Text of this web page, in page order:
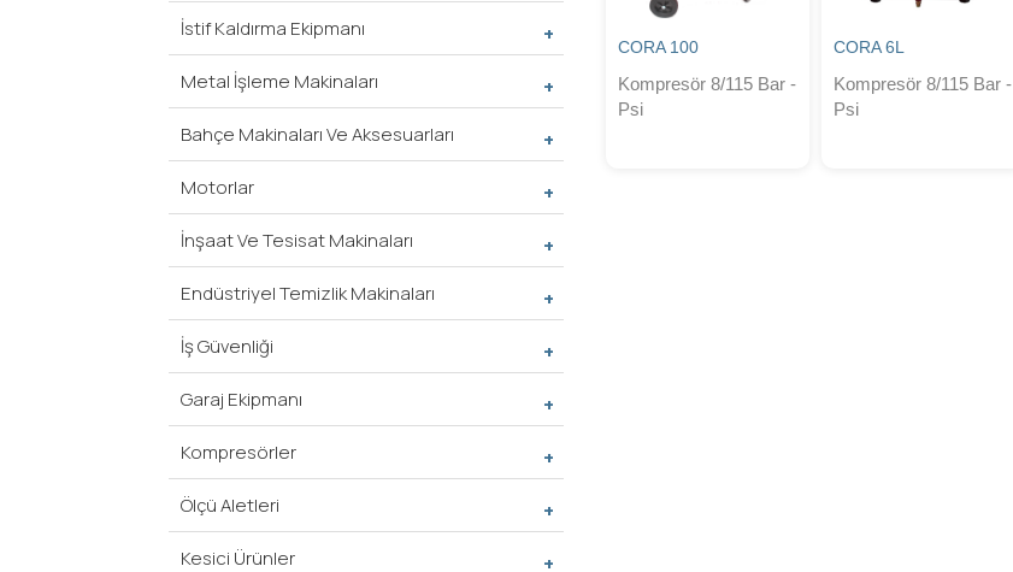
İstif Kaldırma Ekipmanı
Metal İşleme Makinaları
Bahçe Makinaları Ve Aksesuarları
Motorlar
İnşaat Ve Tesisat Makinaları
Endüstriyel Temizlik Makinaları
İş Güvenliği
Garaj Ekipmanı
Kompresörler
Ölçü Aletleri
Kesici Ürünler
CORA 100
Kompresör 8/115 Bar -
Psi
CORA 6L
Kompresör 8/115 Bar -
Psi